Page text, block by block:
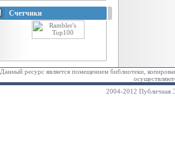
Счетчики
Данный ресурс является помещением библиотеки,
2004-2012 Публичная